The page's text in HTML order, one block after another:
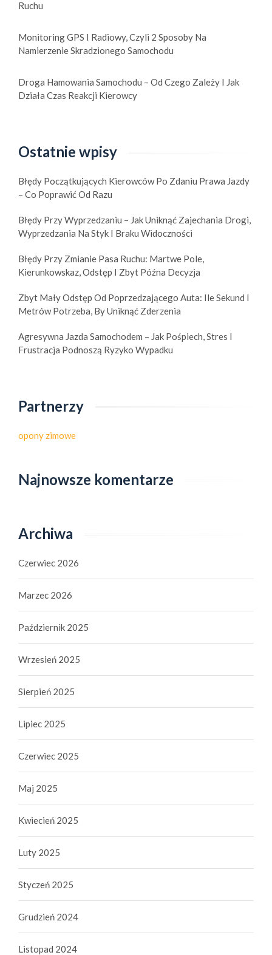
Ruchu
Monitoring GPS I Radiowy, Czyli 2 Sposoby Na
Namierzenie Skradzionego Samochodu
Droga Hamowania Samochodu – Od Czego Zależy I Jak
Działa Czas Reakcji Kierowcy
Ostatnie wpisy
Błędy Początkujących Kierowców Po Zdaniu Prawa Jazdy
– Co Poprawić Od Razu
Błędy Przy Wyprzedzaniu – Jak Uniknąć Zajechania Drogi,
Wyprzedzania Na Styk I Braku Widoczności
Błędy Przy Zmianie Pasa Ruchu: Martwe Pole,
Kierunkowskaz, Odstęp I Zbyt Późna Decyzja
Zbyt Mały Odstęp Od Poprzedzającego Auta: Ile Sekund I
Metrów Potrzeba, By Uniknąć Zderzenia
Agresywna Jazda Samochodem – Jak Pośpiech, Stres I
Frustracja Podnoszą Ryzyko Wypadku
Partnerzy
opony zimowe
Najnowsze komentarze
Archiwa
Czerwiec 2026
Marzec 2026
Październik 2025
Wrzesień 2025
Sierpień 2025
Lipiec 2025
Czerwiec 2025
Maj 2025
Kwiecień 2025
Luty 2025
Styczeń 2025
Grudzień 2024
Listopad 2024